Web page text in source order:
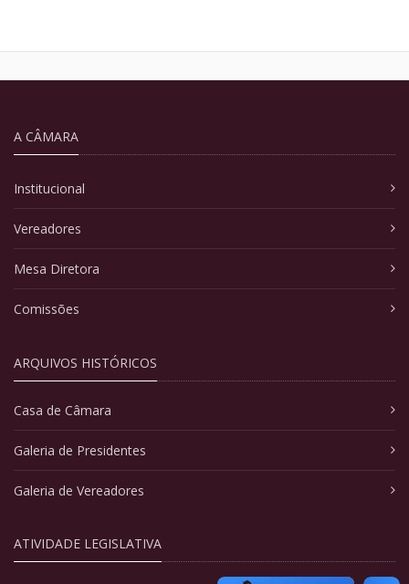
A CÂMARA
Institucional
Vereadores
Mesa Diretora
Comissões
ARQUIVOS HISTÓRICOS
Casa de Câmara
Galeria de Presidentes
Galeria de Vereadores
ATIVIDADE LEGISLATIVA